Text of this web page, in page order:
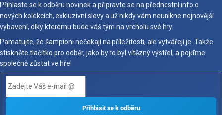
Přihlaste se k odběru novinek a připravte se na přednostní info o
nových kolekcích, exkluzivní slevy a už nikdy vám neunikne nejnovější
vybavení, díky kterému bude váš tým na vrcholu své hry.
Pamatujte, že šampioni nečekají na příležitosti, ale vytvářejí je. Takže
stiskněte tlačítko pro odběr, jako by to byl vítězný výstřel, a pojďme
společně zůstat ve hře!